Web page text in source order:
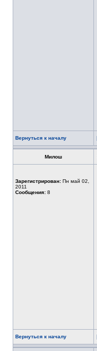
Вернуться к началу
Милош
Зарегистрирован: Пн май 02,
2011
Сообщения: 8
Вернуться к началу